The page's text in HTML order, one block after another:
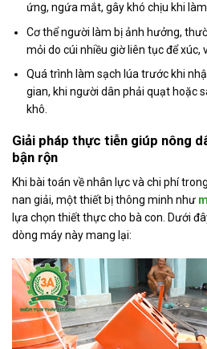
ứng, ngứa mắt, gây khó chịu khi
Cơ thể người làm bị ảnh hưởng,
mỏi do cúi nhiều giờ liên tục để xúc,
Quá trình làm sạch lúa trước khi
gian, khi người dân phải quạt hoặc
khô.
Giải pháp thực tiễn giúp nông
bận rộn
Khi bài toán về nhân lực và chi phí
nan giải, một thiết bị thông minh như
lựa chọn thiết thực cho bà con. Dưới
dòng máy này mang lại: